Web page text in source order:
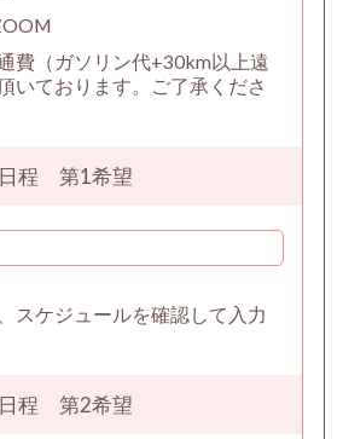
費（ガソリン代+30km以上遠
いております。ご了承くださ
程 第1希望
スケジュールを確認して入力
程 第2希望